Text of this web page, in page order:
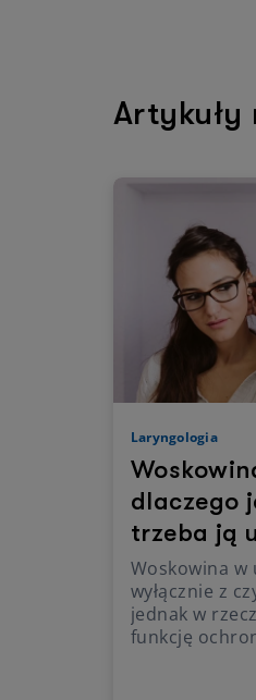
Laryngologia
dlaczego
trzeba ją
Woskowina w
wyłącznie z
jednak w
funkcję